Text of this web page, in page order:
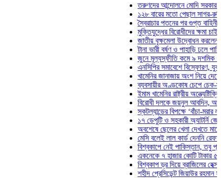
তরুণদের আন্দোলনে মোদি সরকার দুর্বল
১২৮ বারের মতো পেছাল সাগর-রুনি
স্বৈরাচার পতনের পর গুপ্ত বাহিনীর
মুক্তিযুদ্ধের বিরোধীদের ক্ষমা চাইতে
জাতীয় বৃক্ষমেলা উদ্বোধন করলেন
টানা ভারী বর্ষণ ও পাহাড়ি ঢলে পানিবন্দি
জুনে মূল্যস্ফীতি কমে ৯ দশমিক ১৬
এনসিপির সমাবেশে বিস্ফোরণ, যুবলীগের
খামেনির জানাজায় অংশ নিয়ে দেশে
ব্যবসায়ীর অণ্ডকোষ চেপে চেক-
ইমাম খামেনির রাষ্ট্রীয় অন্ত্যেষ্টিক্রিয়ায়
বিরোধী দলকে জয়নুল আবদিন, আপনারা
স্কটল্যান্ডের বিপক্ষে ‘বাঁচা-মরার
১৭ ডেপুটি ও সহকারী অ্যাটর্নি
অবশেষে ছেলের খেলা দেখতে মাঠে
মেসি বলেই লাল কার্ড দেননি রেফারি!
বিশ্বকাপে নেই পাকিস্তান, তবু প্রতিটি
একনেকে ৭ হাজার কোটি টাকার ৫
বিশ্বকাপ ড্র দিয়ে ব্রাজিলের হেক্সা মিশন
শহীদ প্রেসিডেন্ট জিয়াউর রহমান